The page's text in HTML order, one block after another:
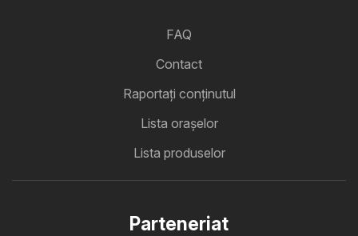
FAQ
Contact
Raportați conținutul
Lista oraşelor
Lista produselor
Parteneriat